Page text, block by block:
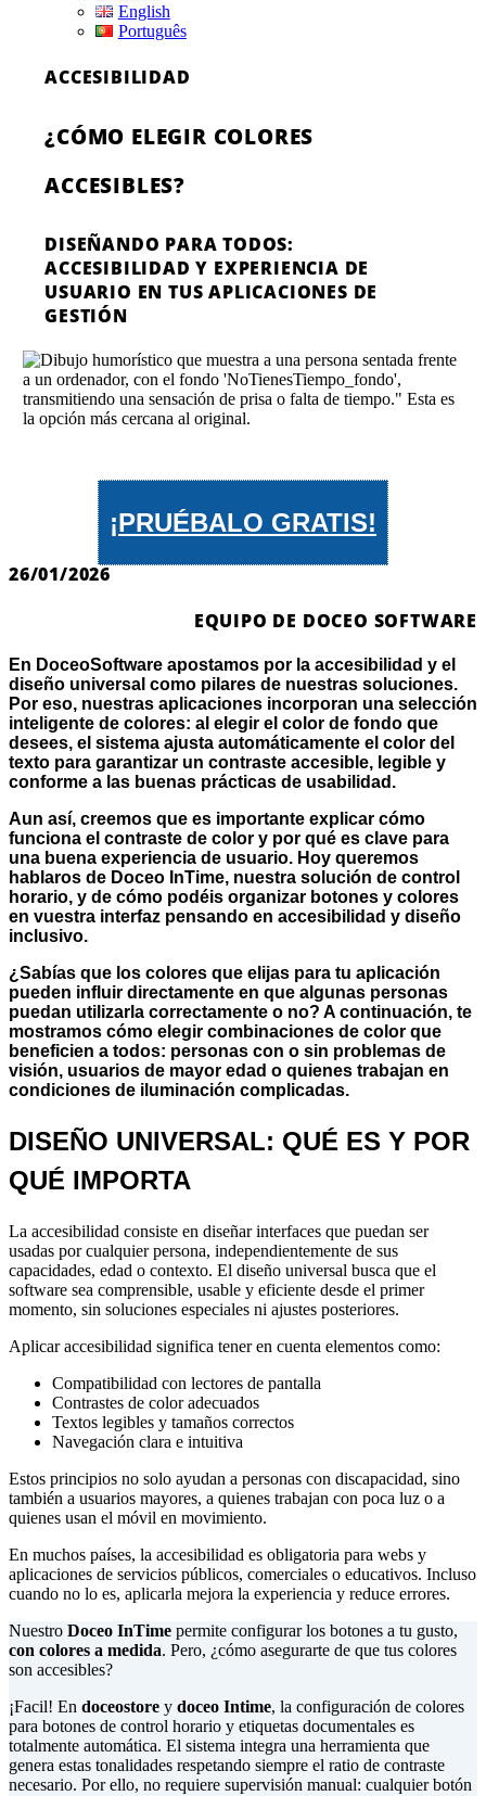
English
Português
ACCESIBILIDAD
¿CÓMO ELEGIR COLORES
ACCESIBLES?
DISEÑANDO PARA TODOS:
ACCESIBILIDAD Y EXPERIENCIA DE
USUARIO EN TUS APLICACIONES DE
GESTIÓN
¡PRUÉBALO GRATIS!
26/01/2026
EQUIPO DE DOCEO SOFTWARE
En DoceoSoftware apostamos por la accesibilidad y el
diseño universal como pilares de nuestras soluciones.
Por eso, nuestras aplicaciones incorporan una selección
inteligente de colores: al elegir el color de fondo que
desees, el sistema ajusta automáticamente el color del
texto para garantizar un contraste accesible, legible y
conforme a las buenas prácticas de usabilidad.
Aun así, creemos que es importante explicar cómo
funciona el contraste de color y por qué es clave para
una buena experiencia de usuario. Hoy queremos
hablaros de Doceo InTime, nuestra solución de control
horario, y de cómo podéis organizar botones y colores
en vuestra interfaz pensando en accesibilidad y diseño
inclusivo.
¿Sabías que los colores que elijas para tu aplicación
pueden influir directamente en que algunas personas
puedan utilizarla correctamente o no? A continuación, te
mostramos cómo elegir combinaciones de color que
beneficien a todos: personas con o sin problemas de
visión, usuarios de mayor edad o quienes trabajan en
condiciones de iluminación complicadas.
DISEÑO UNIVERSAL: QUÉ ES Y POR
QUÉ IMPORTA
La accesibilidad consiste en diseñar interfaces que puedan ser
usadas por cualquier persona, independientemente de sus
capacidades, edad o contexto. El diseño universal busca que el
software sea comprensible, usable y eficiente desde el primer
momento, sin soluciones especiales ni ajustes posteriores.
Aplicar accesibilidad significa tener en cuenta elementos como:
Compatibilidad con lectores de pantalla
Contrastes de color adecuados
Textos legibles y tamaños correctos
Navegación clara e intuitiva
Estos principios no solo ayudan a personas con discapacidad, sino
también a usuarios mayores, a quienes trabajan con poca luz o a
quienes usan el móvil en movimiento.
En muchos países, la accesibilidad es obligatoria para webs y
aplicaciones de servicios públicos, comerciales o educativos. Incluso
cuando no lo es, aplicarla mejora la experiencia y reduce errores.
Nuestro Doceo InTime permite configurar los botones a tu gusto,
con colores a medida. Pero, ¿cómo asegurarte de que tus colores
son accesibles?
¡Facil! En doceostore y doceo Intime, la configuración de colores
para botones de control horario y etiquetas documentales es
totalmente automática. El sistema integra una herramienta que
genera estas tonalidades respetando siempre el ratio de contraste
necesario. Por ello, no requiere supervisión manual: cualquier botón